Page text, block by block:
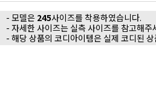
- 모델은 245사이즈를 착용하였습니다.
- 자세한 사이즈는 실측 사이즈를 참고해주
- 해당 상품의 코디아이템은 실제 코디된